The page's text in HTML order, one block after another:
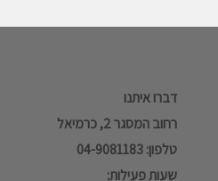
דברו איתנו
רחוב המסגר 2, כרמיאל
טלפון: 04-9081183
שעות פעילות: